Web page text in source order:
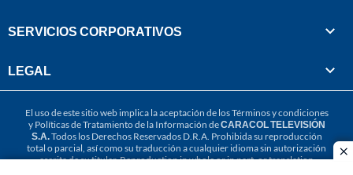
SERVICIOS CORPORATIVOS
LEGAL
El uso de este sitio web implica la aceptación de losTérminos y condiciones
y Políticas de Tratamiento de la Información deCARACOL TELEVISIÓN
S.A.Todos los Derechos Reservados D.R.A. Prohibida su reproducción
total o parcial, así como su traducción a cualquier idioma sin autorización
escrita de su titular. Reproduction in whole or in part, or translation